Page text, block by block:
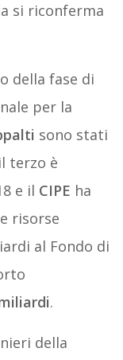
si riconferma
della fase di
per la
sono stati
terzo è
e il CIPE ha
risorse
al Fondo di
.
della